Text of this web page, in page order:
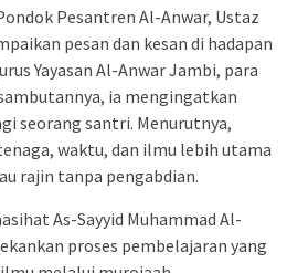
Pesantren Al-Anwar, Ustaz
pesan dan kesan di hadapan
Yayasan Al-Anwar Jambi, para
ia mengingatkan
seorang santri. Menurutnya,
waktu, dan ilmu lebih utama
rajin tanpa pengabdian.
As-Sayyid Muhammad Al-
proses pembelajaran yang